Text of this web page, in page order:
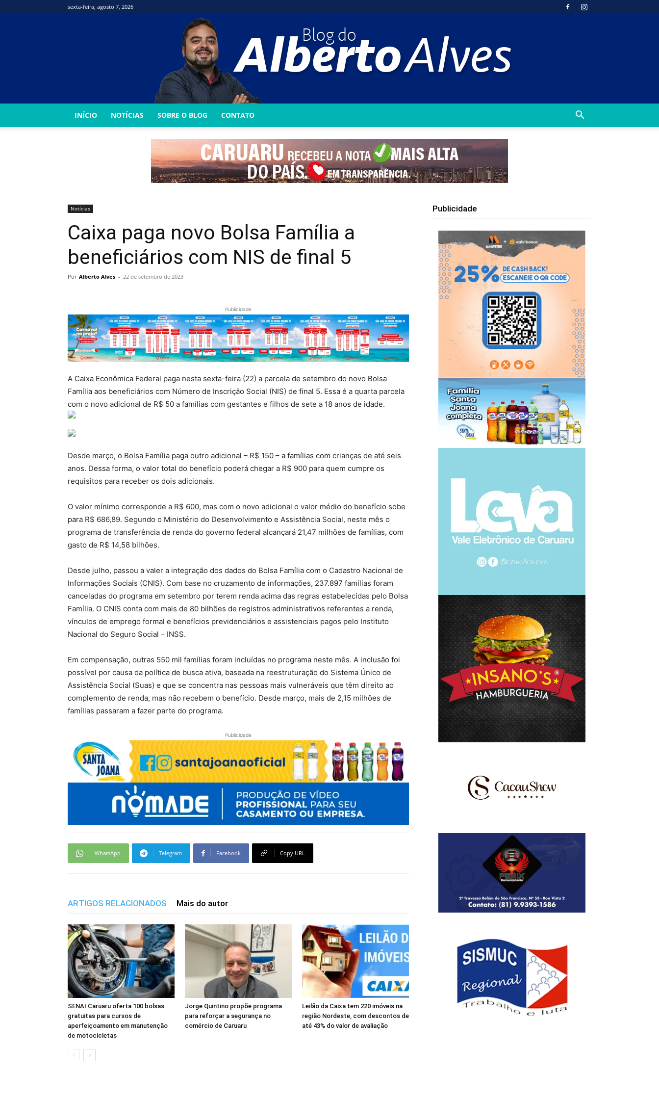
sexta-feira, agosto 7, 2026
Alberto
Alves
INÍCIO NOTÍCIAS SOBRE O BLOG CONTATO
Notícias
Caixa paga novo Bolsa Família a
beneficiários com NIS de final 5
Por Alberto Alves - 22 de setembro de 2023
Publicidade
A Caixa Econômica Federal paga nesta sexta-feira (22) a parcela de setembro do novo Bolsa
Família aos beneficiários com Número de Inscrição Social (NIS) de final 5. Essa é a quarta parcela
com o novo adicional de R$ 50 a famílias com gestantes e filhos de sete a 18 anos de idade.
Desde março, o Bolsa Família paga outro adicional – R$ 150 – a famílias com crianças de até seis
anos. Dessa forma, o valor total do benefício poderá chegar a R$ 900 para quem cumpre os
requisitos para receber os dois adicionais.
O valor mínimo corresponde a R$ 600, mas com o novo adicional o valor médio do benefício sobe
para R$ 686,89. Segundo o Ministério do Desenvolvimento e Assistência Social, neste mês o
programa de transferência de renda do governo federal alcançará 21,47 milhões de famílias, com
gasto de R$ 14,58 bilhões.
Desde julho, passou a valer a integração dos dados do Bolsa Família com o Cadastro Nacional de
Informações Sociais (CNIS). Com base no cruzamento de informações, 237.897 famílias foram
canceladas do programa em setembro por terem renda acima das regras estabelecidas pelo Bolsa
Família. O CNIS conta com mais de 80 bilhões de registros administrativos referentes a renda,
vínculos de emprego formal e benefícios previdenciários e assistenciais pagos pelo Instituto
Nacional do Seguro Social – INSS.
Em compensação, outras 550 mil famílias foram incluídas no programa neste mês. A inclusão foi
possível por causa da política de busca ativa, baseada na reestruturação do Sistema Único de
Assistência Social (Suas) e que se concentra nas pessoas mais vulneráveis que têm direito ao
complemento de renda, mas não recebem o benefício. Desde março, mais de 2,15 milhões de
famílias passaram a fazer parte do programa.
Publicidade
WhatsApp Telegram Facebook Copy URL
ARTIGOS RELACIONADOS Mais do autor
SENAI Caruaru oferta 100 bolsas
gratuitas para cursos de
aperfeiçoamento em manutenção
de motocicletas
Jorge Quintino propõe programa
para reforçar a segurança no
comércio de Caruaru
Leilão da Caixa tem 220 imóveis na
região Nordeste, com descontos de
até 43% do valor de avaliação
Publicidade